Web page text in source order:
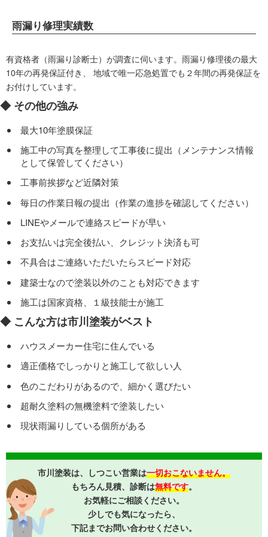
雨漏り修理実績数
有資格者（雨漏り診断士）が調査に伺います。雨漏り修理後の最大
10年の再発保証付き、 地域で唯一応急処置でも２年間の再発保証を
お付けしています。
◆ その他の強み
最大10年塗膜保証
施工中の写真を整理して工事後に提出（メンテナンス情報
として保管してください）
工事前挨拶など近隣対策
毎日の作業日報の提出（作業の進捗を確認してください）
LINEやメールで連絡スピードが早い
お支払いは完全後払い、クレジット決済も可
不具合はご連絡いただいたらスピード対応
建築士なので塗装以外のことも対応できます
施工は国家資格、１級技能士が施工
◆ こんな方は市川塗装がベスト
ハウスメーカー住宅に住んでいる
適正価格でしっかりと施工して欲しい人
色のこだわりがあるので、細かく選びたい
超耐久塗料の無機塗料で塗装したい
現状雨漏りしている個所がある
市川塗装は、しつこい営業は一切おこないません。
もちろん見積、診断は無料です。
お気軽にご相談ください。
少しでも気になったら、
下記までお問い合わせください。